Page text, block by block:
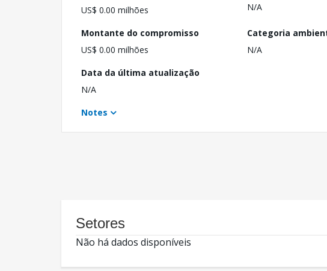
US$ 0.00 milhões
N/A
Montante do compromisso
US$ 0.00 milhões
Categoria
N/A
Data da última atualização
N/A
Notes
Setores
Não há dados disponíveis